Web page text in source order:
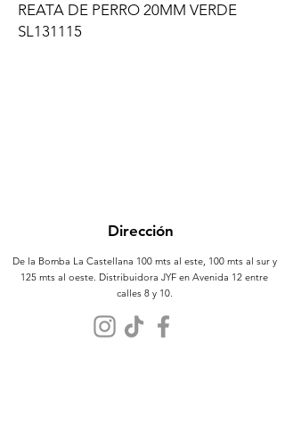
REATA DE PERRO 20MM VERDE
SL131115
Dirección
De la Bomba La Castellana 100 mts al este, 100 mts al sur y
125 mts al oeste. Distribuidora JYF en Avenida 12 entre
calles 8 y 10.